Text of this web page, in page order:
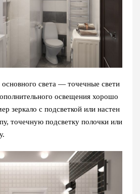
света — точечные свети
освещения хорошо
зеркало с подсветкой или настен
точечную подсветку полочки или